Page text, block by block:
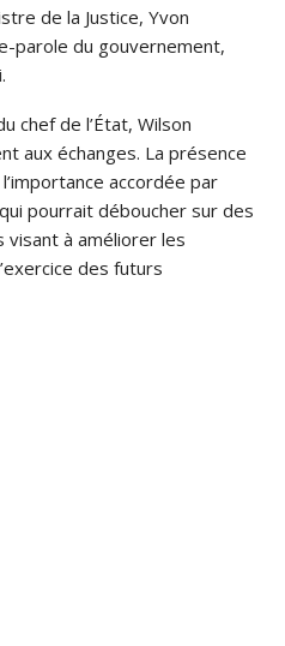
de la Justice, Yvon
parole du gouvernement,
chef de l’État, Wilson
aux échanges. La présence
accordée par
pourrait déboucher sur des
à améliorer les
des futurs